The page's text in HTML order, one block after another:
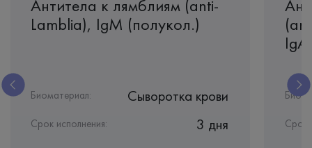
Антитела к лямблиям (anti-
Lamblia), IgМ (полукол.)
Биоматериал: Сыворотка крови
Срок исполнения: 3 дня Срок